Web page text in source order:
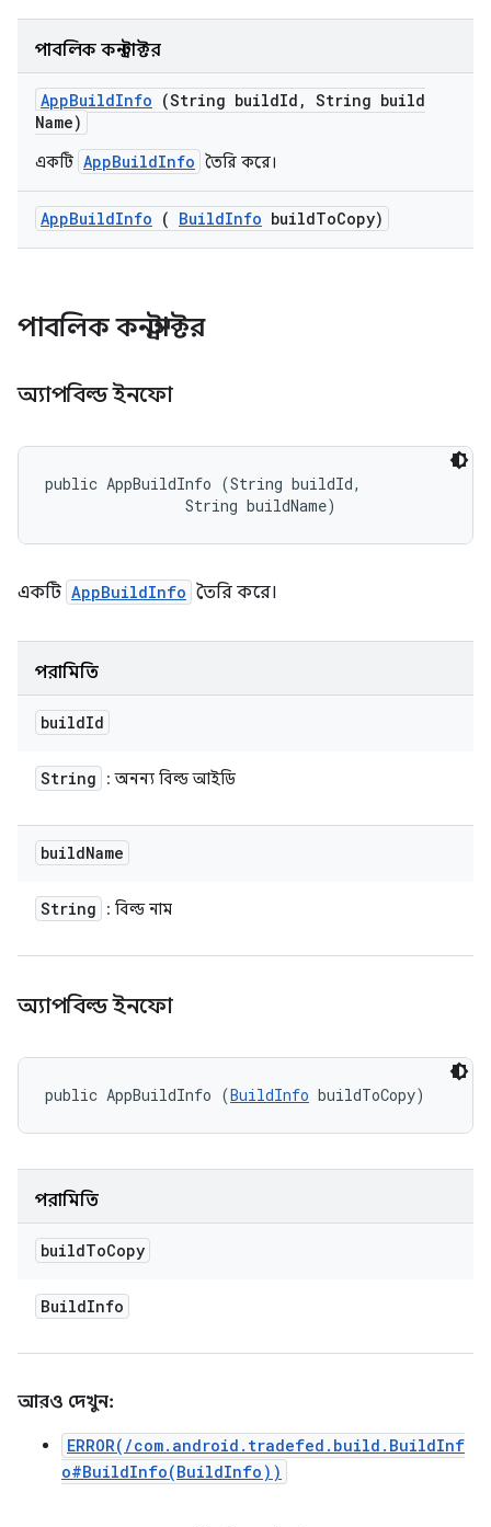
পাবলিক কনস্ট্রাক্টর
AppBuildInfo (String buildId , String build
Name)
একটি AppBuildInfo তৈরি করে।
AppBuildInfo ( BuildInfo buildToCopy)
পাবলিক কনস্ট্রাক্টর
অ্যাপবিল্ড ইনফো
public AppBuildInfo (String buildId,
                String buildName)
একটি AppBuildInfo তৈরি করে।
পরামিতি
buildId
String : অনন্য বিল্ড আইডি
buildName
String : বিল্ড নাম
অ্যাপবিল্ড ইনফো
public AppBuildInfo (BuildInfo buildToCopy)
পরামিতি
buildToCopy
BuildInfo
আরও দেখুন:
ERROR(/com.android.tradefed.build.BuildInf
o#BuildInfo(BuildInfo))